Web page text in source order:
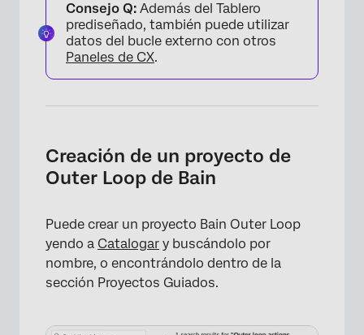
Consejo Q: Además del Tablero
prediseñado, también puede utilizar
datos del bucle externo con otros
Paneles de CX.
Creación de un proyecto de
Outer Loop de Bain
Puede crear un proyecto Bain Outer Loop
yendo a Catalogar y buscándolo por
nombre, o encontrándolo dentro de la
sección Proyectos Guiados.